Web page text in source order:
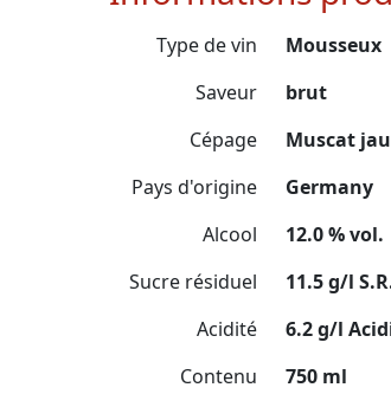
Type de vin
Mousseux
Saveur
brut
Cépage
Muscat
Pays d'origine
Germany
Alcool
12.0 % vol.
Sucre résiduel
11.5 g/l
Acidité
6.2 g/l
Contenu
750 ml